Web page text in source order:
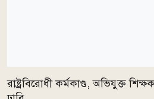
রাষ্ট্রবিরোধী কর্মকাণ্ড, অভিযুক্ত